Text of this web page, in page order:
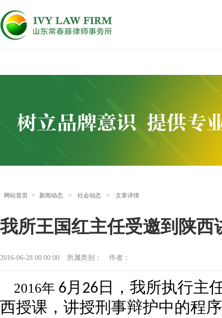
网站首页 > 新闻动态 > 社会动态 > 文章详情
我所王国红主任受邀到陕西
2016-06-28 00:00:00 所属类别： 作者：
2016年 6月 26 日，我所执行主
西授课，讲授刑事辩护中的程